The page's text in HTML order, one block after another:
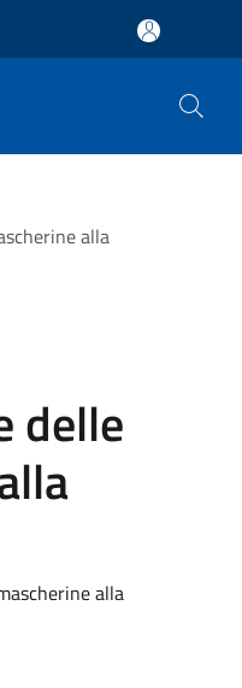
alla
delle
alla